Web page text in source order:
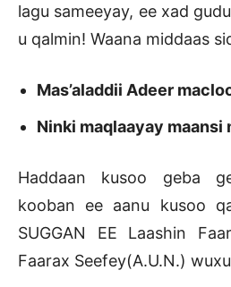
lagu sameeyay, ee xad
u qalmin! Waana middaas
Mas’aladdii Adeer
Ninki maqlaayay maansi
Haddaan kusoo geba
kooban ee aanu kusoo
SUGGAN EE Laashin
Faarax Seefey(A.U.N.)